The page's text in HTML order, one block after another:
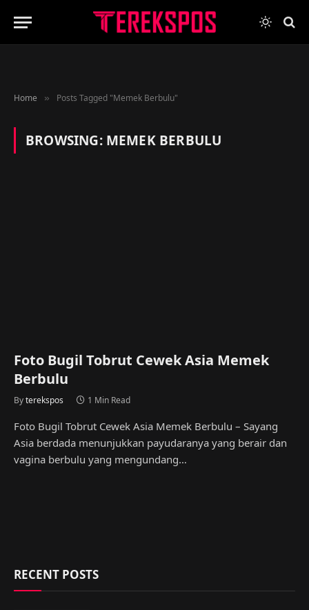
Home » Posts Tagged "Memek Berbulu"
BROWSING: MEMEK BERBULU
Foto Bugil Tobrut Cewek Asia Memek
Berbulu
Byterekspos 1 Min Read
Foto Bugil Tobrut Cewek Asia Memek Berbulu – Sayang
Asia berdada menunjukkan payudaranya yang berair dan
vagina berbulu yang mengundang…
RECENT POSTS